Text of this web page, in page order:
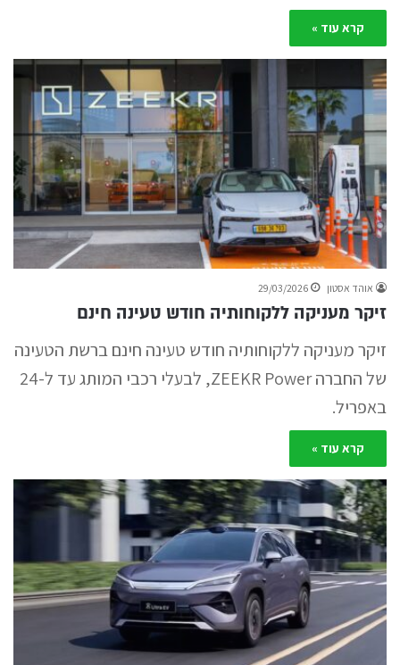
קרא עוד »
אוהד אסטון 29/03/2026
זיקר מעניקה ללקוחותיה חודש טעינה חינם
זיקר מעניקה ללקוחותיה חודש טעינה חינם ברשת הטעינה
של החברה ZEEKR Power, לבעלי רכבי המותג עד ל-24
באפריל.
קרא עוד »